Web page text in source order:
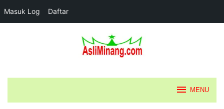
Masuk Log Daftar
MENU